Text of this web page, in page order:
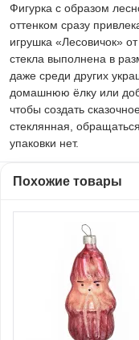
Фигурка с образом
оттенком сразу
игрушка «Лесовичок»
стекла выполнена в
даже среди других
домашнюю ёлку или
чтобы создать
стеклянная,
упаковки нет.
Похожие товары